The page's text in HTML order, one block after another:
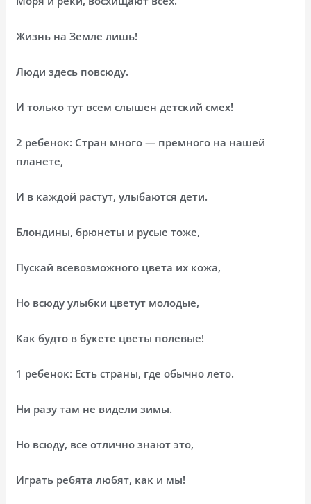
Жизнь на Земле лишь!
Люди здесь повсюду.
И только тут всем слышен детский смех!
2 ребенок: Стран много — премного на нашей
планете,
И в каждой растут, улыбаются дети.
Блондины, брюнеты и русые тоже,
Пускай всевозможного цвета их кожа,
Но всюду улыбки цветут молодые,
Как будто в букете цветы полевые!
1 ребенок: Есть страны, где обычно лето.
Ни разу там не видели зимы.
Но всюду, все отлично знают это,
Играть ребята любят, как и мы!